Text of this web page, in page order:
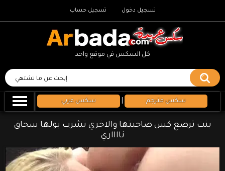
تسجيل حساب تسجيل دخول
كل السكس في موقع واحد
سكس عربي سكس مترجم
بنت ترضع كس صاحبتها والاخري تشرب بولها سحاق
نااااري